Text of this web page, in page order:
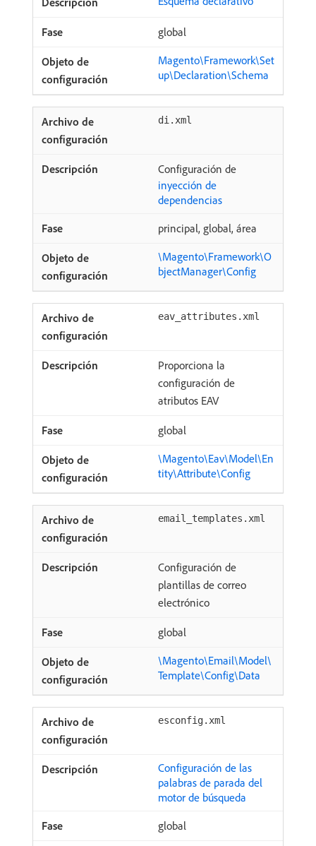
global
Magento\Framework\Set
up\Declaration\Schema
di.xml
Configuración de
inyección de
dependencias
principal, global, área
\Magento\Framework\O
bjectManager\Config
eav_attributes.xml
Proporciona la
configuración de
atributos EAV
global
\Magento\Eav\Model\En
tity\Attribute\Config
email_templates.xml
Configuración de
plantillas de correo
electrónico
global
\Magento\Email\Model\
Template\Config\Data
esconfig.xml
Configuración de las
palabras de parada del
motor de búsqueda
global